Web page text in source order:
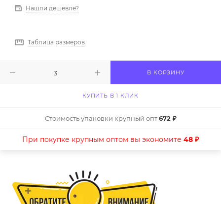
Нашли дешевле?
Таблица размеров
В КОРЗИНУ
КУПИТЬ В 1 КЛИК
Стоимость упаковки крупный опт672 ₽
При покупке крупным оптом вы экономите 48 ₽